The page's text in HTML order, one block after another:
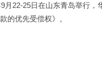
月22-25日在山东青岛举行
的优先受偿权》。